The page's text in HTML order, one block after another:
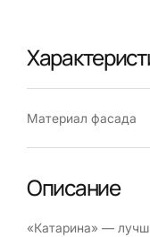
Материал фасада
Описание
«Катарина» —